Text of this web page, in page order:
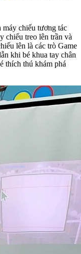
chiếu tương tác
chiếu treo lên trần và
lên là các trò Game
khi bé khua tay chân
thích thú khám phá